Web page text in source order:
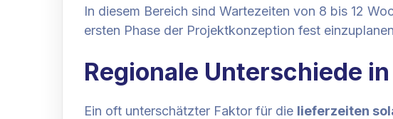
In diesem Bereich sind Wartezeiten von 8 bis 12
ersten Phase der Projektkonzeption fest
Regionale Unterschiede
Ein oft unterschätzter Faktor für die lieferzeiten